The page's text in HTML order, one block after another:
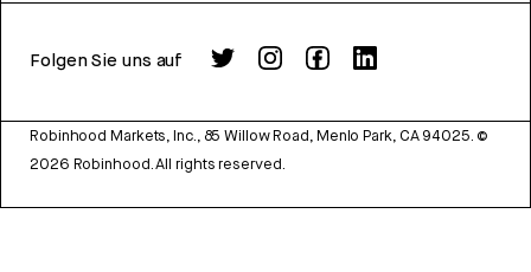
Folgen Sie uns auf
Robinhood Markets, Inc., 85 Willow Road, Menlo Park, CA 94025. ©
2026 Robinhood. All rights reserved.